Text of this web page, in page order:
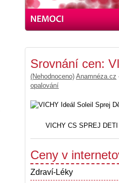
Srovnání cen:
(Nehodnoceno) Anamnéza.cz
opalování
VICHY CS SPREJ
Ceny v
Zdraví-Léky